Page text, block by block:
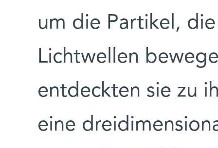
um die Partikel,
Lichtwellen
entdeckten sie zu
eine